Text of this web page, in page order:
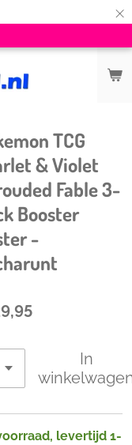
×
TCG
& Violet
Fable 3-
Booster
-
In
levertijd 1-